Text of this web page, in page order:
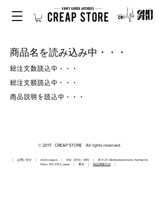
商品名を読み込み中・・・
総注文数読込中・・・
総注文額読込中・・・
商品説明を読込中・・・
© 2017 CREAP STORE All rights reserved.
｜ お問い合せ ｜ info@creap.co｜ 042（659）1870 ｜ 81-11 2F, Nishiterakatamachi, Hachioji-shi,
Tokyo, 192-0153, Japan ｜ 東京 ｜ 特定商取引法｜